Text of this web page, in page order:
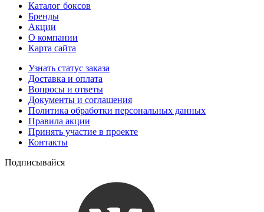
Каталог боксов
Бренды
Акции
О компании
Карта сайта
Узнать статус заказа
Доставка и оплата
Вопросы и ответы
Документы и соглашения
Политика обработки персональных данных
Правила акции
Принять участие в проекте
Контакты
Подписывайся